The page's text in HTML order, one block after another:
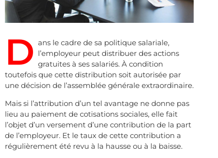
D ans le cadre de sa politique salariale,
l’employeur peut distribuer des actions
gratuites à ses salariés. À condition
toutefois que cette distribution soit autorisée par
une décision de l’assemblée générale extraordinaire.
Mais si l’attribution d’un tel avantage ne donne pas
lieu au paiement de cotisations sociales, elle fait
l’objet d’un versement d’une contribution de la part
de l’employeur. Et le taux de cette contribution a
régulièrement été revu à la hausse ou à la baisse.